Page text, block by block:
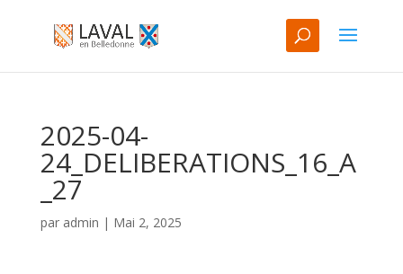
2025-04-
24_DELIBERATIONS_16_A
_27
par admin | Mai 2, 2025